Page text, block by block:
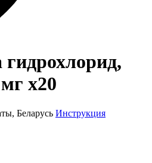
x20
Беларусь Инструкция